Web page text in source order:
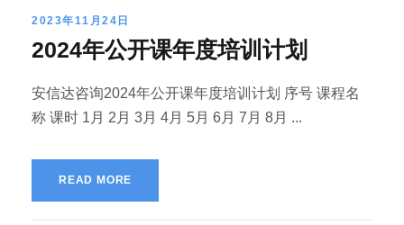
2023年11月24日
2024年公开课年度培训计划
安信达咨询2024年公开课年度培训计划 序号 课程名
称 课时 1月 2月 3月 4月 5月 6月 7月 8月 ...
READ MORE